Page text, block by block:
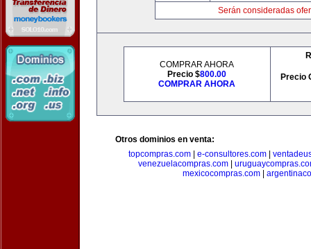
Serán consideradas
COMPRAR AHORA
Precio $800.00
COMPRAR AHORA
Precio
Otros dominios en venta:
topcompras.com
e-consultores.com
venezuelacompras.com|
mexicocompras.com